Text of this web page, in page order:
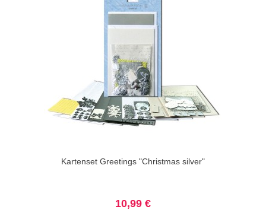
Kartenset Greetings "Christmas silver"
10,99 €